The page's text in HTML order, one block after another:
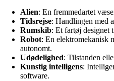
Alien: En fremmedartet
Tidsrejse: Handlingen med
Rumskib: Et fartøj designet
Robot: En elektromekanisk
autonomt.
Udødelighed: Tilstanden
Kunstig intelligens:
software.